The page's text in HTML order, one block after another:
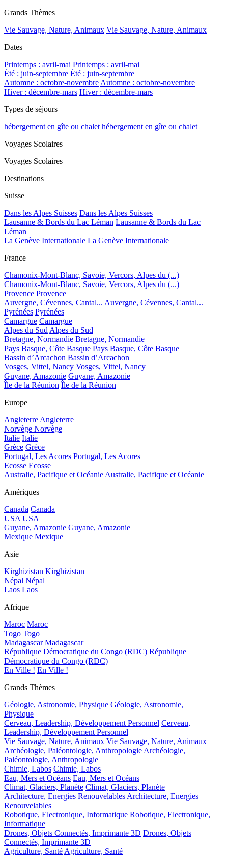
Grands Thèmes
Vie Sauvage, Nature, Animaux Vie Sauvage, Nature, Animaux
Dates
Printemps : avril-mai Printemps : avril-mai
Été : juin-septembre Été : juin-septembre
Automne : octobre-novembre Automne : octobre-novembre
Hiver : décembre-mars Hiver : décembre-mars
Types de séjours
hébergement en gîte ou chalet hébergement en gîte ou chalet
Voyages Scolaires
Voyages Scolaires
Destinations
Suisse
Dans les Alpes Suisses Dans les Alpes Suisses
Lausanne & Bords du Lac Léman Lausanne & Bords du Lac
Léman
La Genève Internationale La Genève Internationale
France
Chamonix-Mont-Blanc, Savoie, Vercors, Alpes du (...)
Chamonix-Mont-Blanc, Savoie, Vercors, Alpes du (...)
Provence Provence
Auvergne, Cévennes, Cantal... Auvergne, Cévennes, Cantal...
Pyrénées Pyrénées
Camargue Camargue
Alpes du Sud Alpes du Sud
Bretagne, Normandie Bretagne, Normandie
Pays Basque, Côte Basque Pays Basque, Côte Basque
Bassin d’Arcachon Bassin d’Arcachon
Vosges, Vittel, Nancy Vosges, Vittel, Nancy
Guyane, Amazonie Guyane, Amazonie
Île de la Réunion Île de la Réunion
Europe
Angleterre Angleterre
Norvège Norvège
Italie Italie
Grèce Grèce
Portugal, Les Acores Portugal, Les Acores
Ecosse Ecosse
Australie, Pacifique et Océanie Australie, Pacifique et Océanie
Amériques
Canada Canada
USA USA
Guyane, Amazonie Guyane, Amazonie
Mexique Mexique
Asie
Kirghizistan Kirghizistan
Népal Népal
Laos Laos
Afrique
Maroc Maroc
Togo Togo
Madagascar Madagascar
République Démocratique du Congo (RDC) République
Démocratique du Congo (RDC)
En Ville ! En Ville !
Grands Thèmes
Géologie, Astronomie, Physique Géologie, Astronomie,
Physique
Cerveau, Leadership, Développement Personnel Cerveau,
Leadership, Développement Personnel
Vie Sauvage, Nature, Animaux Vie Sauvage, Nature, Animaux
Archéologie, Paléontologie, Anthropologie Archéologie,
Paléontologie, Anthropologie
Chimie, Labos Chimie, Labos
Eau, Mers et Océans Eau, Mers et Océans
Climat, Glaciers, Planète Climat, Glaciers, Planète
Architecture, Energies Renouvelables Architecture, Energies
Renouvelables
Robotique, Electronique, Informatique Robotique, Electronique,
Informatique
Drones, Objets Connectés, Imprimante 3D Drones, Objets
Connectés, Imprimante 3D
Agriculture, Santé Agriculture, Santé